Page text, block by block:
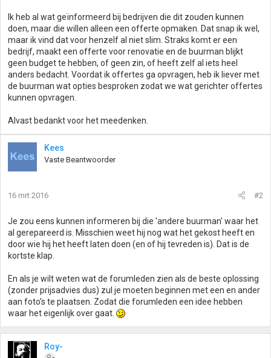
Ik heb al wat geïnformeerd bij bedrijven die dit zouden kunnen
doen, maar die willen alleen een offerte opmaken. Dat snap ik wel,
maar ik vind dat voor henzelf al niet slim. Straks komt er een
bedrijf, maakt een offerte voor renovatie en de buurman blijkt
geen budget te hebben, of geen zin, of heeft zelf al iets heel
anders bedacht. Voordat ik offertes ga opvragen, heb ik liever met
de buurman wat opties besproken zodat we wat gerichter offertes
kunnen opvragen.
Alvast bedankt voor het meedenken.
Kees
Vaste Beantwoorder
16 mrt 2016 #2
Je zou eens kunnen informeren bij die 'andere buurman' waar het
al gerepareerd is. Misschien weet hij nog wat het gekost heeft en
door wie hij het heeft laten doen (en of hij tevreden is). Dat is de
kortste klap.
En als je wilt weten wat de forumleden zien als de beste oplossing
(zonder prijsadvies dus) zul je moeten beginnen met een en ander
aan foto's te plaatsen. Zodat die forumleden een idee hebben
waar het eigenlijk over gaat.
Roy-